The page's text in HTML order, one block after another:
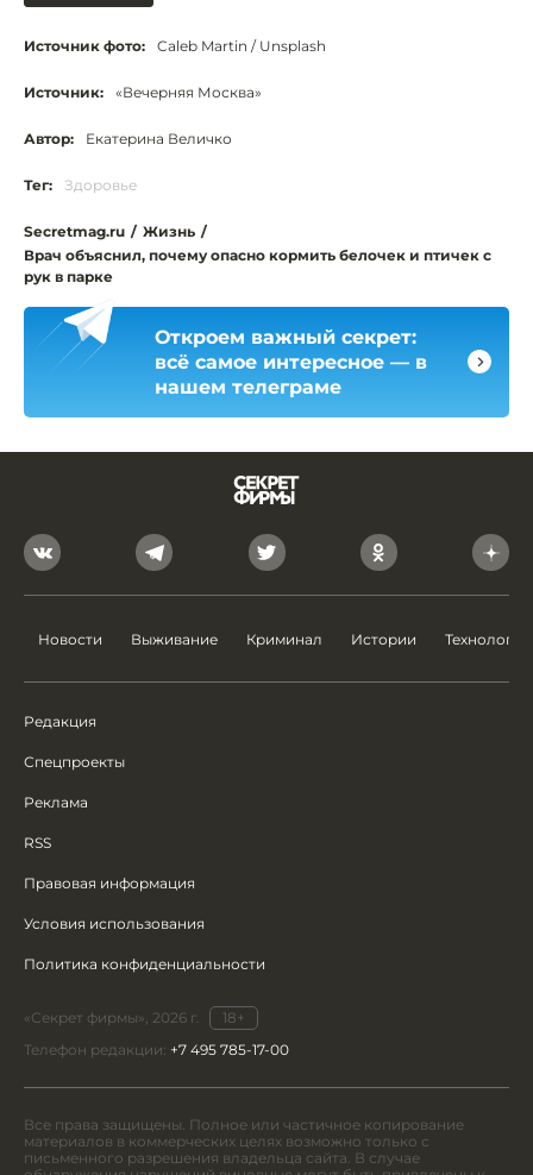
Источник фото: Caleb Martin / Unsplash
Источник: «Вечерняя Москва»
Автор: Екатерина Величко
Тег: Здоровье
Secretmag.ru / Жизнь /
Врач объяснил, почему опасно кормить белочек и птичек с
рук в парке
Откроем важный секрет:
всё самое интересное — в
нашем телеграме
Новости Выживание Криминал Истории Технологии
Редакция
Спецпроекты
Реклама
RSS
Правовая информация
Условия использования
Политика конфиденциальности
«Секрет фирмы», 2026 г.
18+
Телефон редакции: +7 495 785-17-00
Все права защищены. Полное или частичное копирование
материалов в коммерческих целях возможно только с
письменного разрешения владельца сайта. В случае